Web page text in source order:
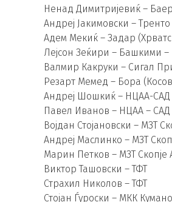
Ненад Димитријевиќ –
Андреј Јакимовски – Тренто
Адем Мекиќ – Задар
Лејсон Зеќири – Башкими –
Валмир Какруки – Сигал
Резарт Мемед – Бора
Андреј Шошкиќ – НЦАА-САД
Павел Иванов – НЦАА – САД
Војдан Стојановски – МЗТ
Андреј Маслинко – МЗТ
Марин Петков – МЗТ Скопје
Виктор Ташовски – ТФТ
Страхил Николов – ТФТ
Стојан Ѓуроски – МКК